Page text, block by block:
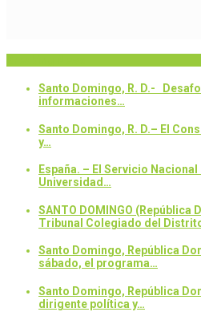
Santo Domingo, R. D.-
informaciones…
Santo Domingo, R. D.– El
y…
España. – El Servicio Nacional
Universidad…
SANTO DOMINGO (República
Tribunal Colegiado del
Santo Domingo, República
sábado, el programa…
Santo Domingo, República
dirigente política y…